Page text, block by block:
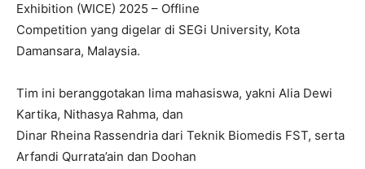
Exhibition (WICE) 2025 – Offline
Competition yang digelar di SEGi University, Kota
Damansara, Malaysia.
Tim ini beranggotakan lima mahasiswa, yakni Alia Dewi
Kartika, Nithasya Rahma, dan
Dinar Rheina Rassendria dari Teknik Biomedis FST, serta
Arfandi Qurrata’ain dan Doohan